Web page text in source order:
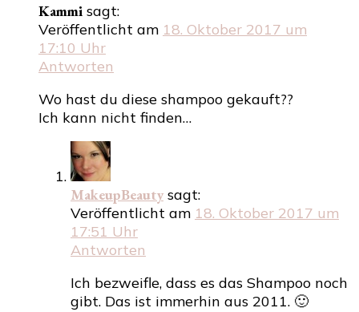
Kammi sagt:
Veröffentlicht am 18. Oktober 2017 um
17:10 Uhr
Antworten
Wo hast du diese shampoo gekauft??
Ich kann nicht finden…
MakeupBeauty sagt:
Veröffentlicht am 18. Oktober 2017 um
17:51 Uhr
Antworten
Ich bezweifle, dass es das Shampoo noch
gibt. Das ist immerhin aus 2011. 🙂